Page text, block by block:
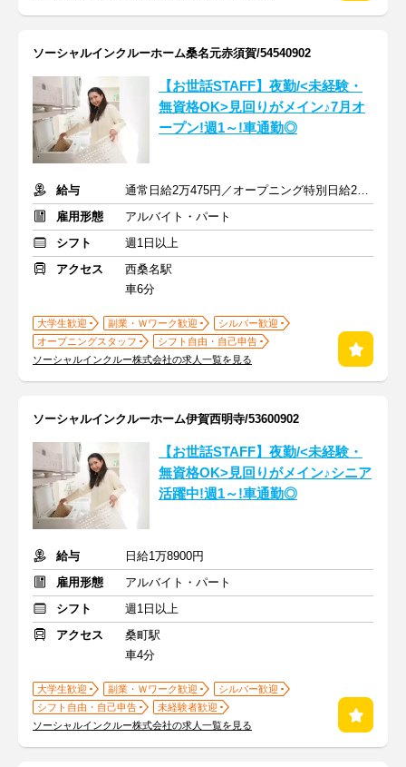
ソーシャルインクルーホーム桑名元赤須賀/54540902
【お世話STAFF】夜勤/<未経験・
無資格OK>見回りがメイン♪7月オ
ープン!週1～!車通勤◎
給与
通常日給2万475円／オープニング特別日給2万2050円(7～9月末)
雇用形態
アルバイト・パート
シフト
週1日以上
アクセス
西桑名駅
車6分
大学生歓迎 副業・Ｗワーク歓迎
シルバー歓迎
オープニングスタッフ
シフト自由・自己申告
ソーシャルインクルー株式会社の求人一覧を見る
ソーシャルインクルーホーム伊賀西明寺/53600902
【お世話STAFF】夜勤/<未経験・
無資格OK>見回りがメイン♪シニア
活躍中!週1～!車通勤◎
給与
日給1万8900円
雇用形態
アルバイト・パート
シフト
週1日以上
アクセス
桑町駅
車4分
大学生歓迎 副業・Ｗワーク歓迎
シルバー歓迎
シフト自由・自己申告
未経験者歓迎
ソーシャルインクルー株式会社の求人一覧を見る